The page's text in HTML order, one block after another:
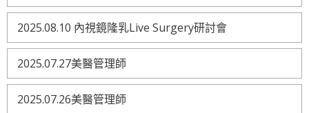
2025.08.10 內視鏡隆乳Live Surgery研討會
2025.07.27美醫管理師
2025.07.26美醫管理師